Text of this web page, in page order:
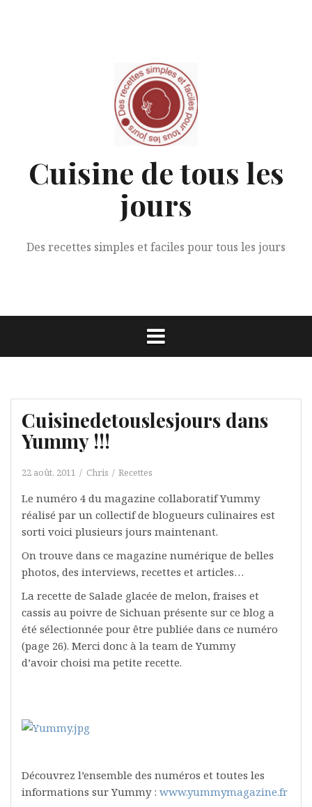
Cuisine de tous les
jours
Des recettes simples et faciles pour tous les jours
Cuisinedetouslesjours dans
Yummy !!!
22 août, 2011 Chris Recettes
Le numéro 4 du magazine collaboratif Yummy
réalisé par un collectif de blogueurs culinaires est
sorti voici plusieurs jours maintenant.
On trouve dans ce magazine numérique de belles
photos, des interviews, recettes et articles…
La recette de Salade glacée de melon, fraises et
cassis au poivre de Sichuan présente sur ce blog a
été sélectionnée pour être publiée dans ce numéro
(page 26). Merci donc à la team de Yummy
d’avoir choisi ma petite recette.
Découvrez l’ensemble des numéros et toutes les
informations sur Yummy : www.yummymagazine.fr